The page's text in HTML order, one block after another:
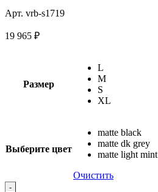
Арт. vrb-s1719
19 965 ₽
Размер
L
M
S
XL
Выберите цвет
matte black
matte dk grey
matte light mint
Очистить
Quantity
-